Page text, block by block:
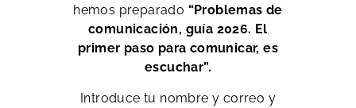
hemos preparado “Problemas de
comunicación, guía 2026. El
primer paso para comunicar, es
escuchar”.
Introduce tu nombre y correo y